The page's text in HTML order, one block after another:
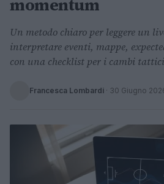
momentum
Un metodo chiaro per leggere un
interpretare eventi, mappe,
con una checklist per i cambi
Francesca Lombardi · 30 Giugno